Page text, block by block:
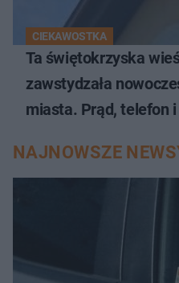
CIEKAWOSTKA
Ta świętokrzyska
zawstydzała
miasta. Prąd, telefon
NAJNOWSZE